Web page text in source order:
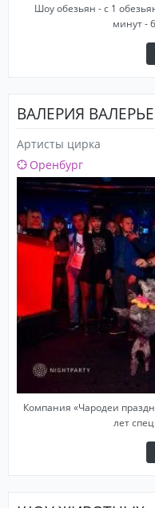
Шоу обезьян - с 1
минут -
ВАЛЕРИЯ
Артисты цирка
Оренбург
Компания «Чародеи
лет